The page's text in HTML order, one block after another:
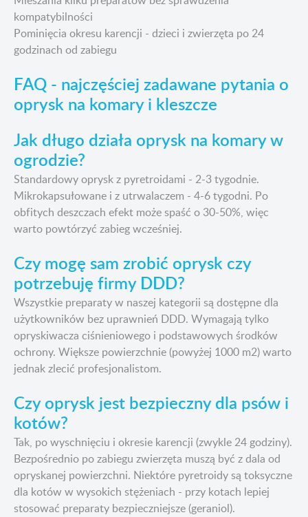
kompatybilności
Pominięcia okresu karencji - dzieci i zwierzęta po 24
godzinach od zabiegu
FAQ - najczęściej zadawane pytania o
oprysk na komary i kleszcze
Jak długo działa oprysk na komary w
ogrodzie?
Standardowy oprysk z pyretroidami - 2-3 tygodnie.
Mikrokapsułowane i z utrwalaczem - 4-6 tygodni. Po
obfitych deszczach efekt może spaść o 30-50%, więc
warto powtórzyć zabieg wcześniej.
Czy mogę sam zrobić oprysk czy
potrzebuję firmy DDD?
Wszystkie preparaty w naszej kategorii są dostępne dla
użytkowników bez uprawnień DDD. Wymagają tylko
opryskiwacza ciśnieniowego i podstawowych środków
ochrony. Większe powierzchnie (powyżej 1000 m2) warto
jednak zlecić profesjonalistom.
Czy oprysk jest bezpieczny dla psów i
kotów?
Tak, po wyschnięciu i okresie karencji (zwykle 24 godziny).
Bezpośrednio po zabiegu zwierzęta muszą być z dala od
opryskanej powierzchni. Niektóre pyretroidy są toksyczne
dla kotów w wysokich stężeniach - przy kotach lepiej
stosować preparaty bezpieczniejsze (geraniol).